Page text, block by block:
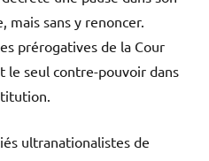
sans y renoncer.
prérogatives de la Cour
le seul contre-pouvoir dans
ultranationalistes de